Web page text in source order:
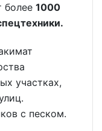
более 1000
участках,
с песком.